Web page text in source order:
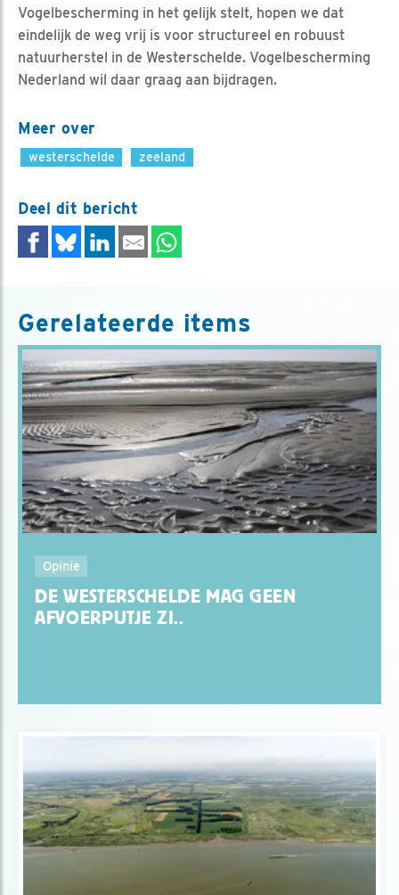
Vogelbescherming in het gelijk stelt, hopen we dat
eindelijk de weg vrij is voor structureel en robuust
natuurherstel in de Westerschelde. Vogelbescherming
Nederland wil daar graag aan bijdragen.
Meer over
westerschelde zeeland
Deel dit bericht
Gerelateerde items
Opinie
DE WESTERSCHELDE MAG GEEN
AFVOERPUTJE ZI..